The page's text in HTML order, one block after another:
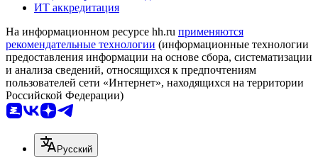
ИТ аккредитация
На информационном ресурсе hh.ru применяются
рекомендательные технологии (информационные технологии
предоставления информации на основе сбора, систематизации
и анализа сведений, относящихся к предпочтениям
пользователей сети «Интернет», находящихся на территории
Российской Федерации)
Русский